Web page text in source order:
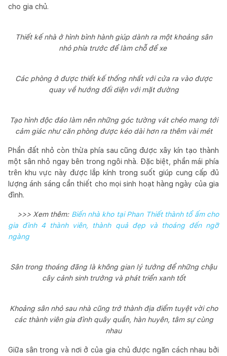
cho gia chủ.
Thiết kế nhà ở hình bình hành giúp dành ra một khoảng sân
nhỏ phía trước để làm chỗ để xe
Các phòng ở được thiết kế thống nhất với cửa ra vào được
quay về hướng đối diện với mặt đường
Tạo hình độc đáo làm nên những góc tường vát chéo mang tới
cảm giác như căn phòng được kéo dài hơn ra thêm vài mét
Phần đất nhỏ còn thừa phía sau cũng được xây kín tạo thành
một sân nhỏ ngay bên trong ngôi nhà. Đặc biệt, phần mái phía
trên khu vực này được lắp kính trong suốt giúp cung cấp đủ
lượng ánh sáng cần thiết cho mọi sinh hoạt hàng ngày của gia
đình.
>>> Xem thêm: Biến nhà kho tại Phan Thiết thành tổ ấm cho
gia đình 4 thành viên, thành quả đẹp và thoáng đến ngỡ
ngàng
Sân trong thoáng đãng là không gian lý tưởng để những chậu
cây cảnh sinh trưởng và phát triển xanh tốt
Khoảng sân nhỏ sau nhà cũng trở thành địa điểm tuyệt vời cho
các thành viên gia đình quây quần, hàn huyên, tâm sự cùng
nhau
Giữa sân trong và nơi ở của gia chủ được ngăn cách nhau bởi